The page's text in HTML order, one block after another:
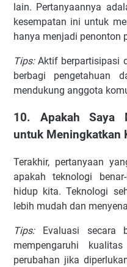
lain. Pertanyaannya
kesempatan ini untuk
hanya menjadi penonton
Tips:Aktif berpartisipasi
berbagi pengetahuan
mendukung anggota
10. Apakah Saya
untuk Meningkatkan
Terakhir, pertanyaan
apakah teknologi
hidup kita. Teknologi
lebih mudah dan
Tips:Evaluasi secara
mempengaruhi
perubahan jika